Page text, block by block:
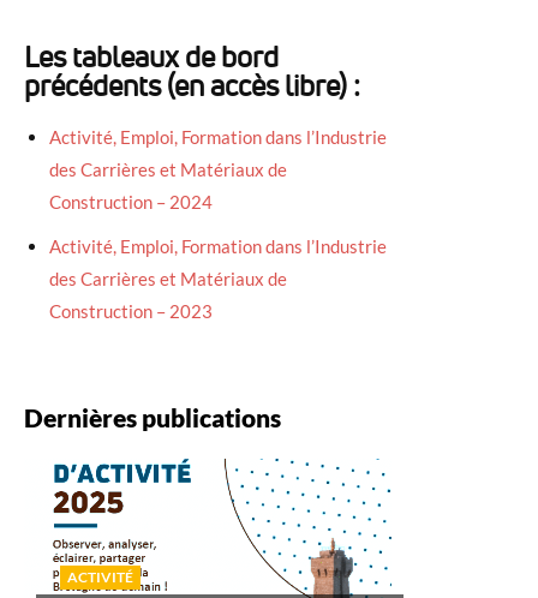
Les tableaux de bord
précédents (en accès libre) :
Activité, Emploi, Formation dans l’Industrie
des Carrières et Matériaux de
Construction – 2024
Activité, Emploi, Formation dans l’Industrie
des Carrières et Matériaux de
Construction – 2023
Dernières publications
ACTIVITÉ